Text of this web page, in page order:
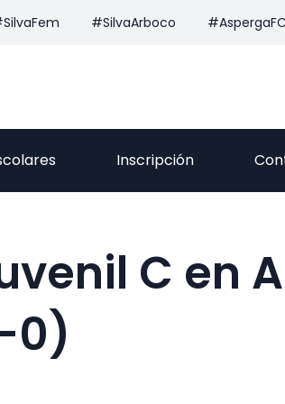
#SilvaArboco #AspergaFC
Inscripción
C en A
0)